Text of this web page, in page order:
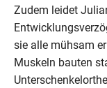
Zudem leidet
sie alle mühsam
Muskeln bauten